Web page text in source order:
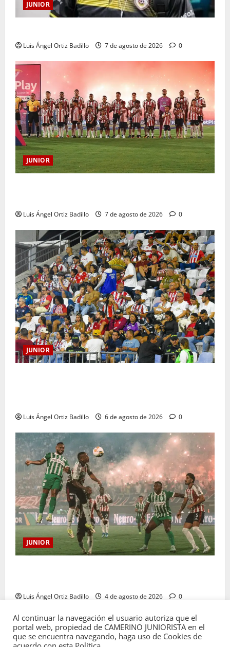
JUNIOR
Luis Ángel Ortiz Badillo 7 de agosto de 2026 0
JUNIOR
Luis Ángel Ortiz Badillo 7 de agosto de 2026 0
JUNIOR
Luis Ángel Ortiz Badillo 6 de agosto de 2026 0
JUNIOR
Luis Ángel Ortiz Badillo 4 de agosto de 2026 0
Al continuar la navegación el usuario autoriza que el
portal web, propiedad de CAMERINO JUNIORISTA en el
que se encuentra navegando, haga uso de Cookies de